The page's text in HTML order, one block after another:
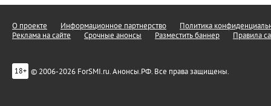
О проекте Информационное партнерство
Политика
Реклама на сайте
Срочные анонсы Разместить баннер Правила
18+ © 2006-2026 ForSMI.ru. Анонсы.РФ. Все права защищены.